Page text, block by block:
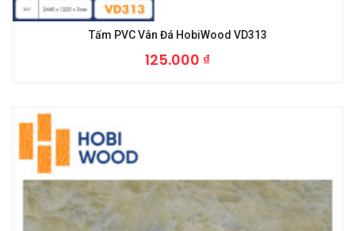
Tấm PVC Vân Đá HobiWood VD313
125.000 ₫